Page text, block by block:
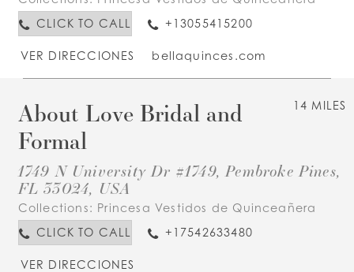
CLICK TO CALL
+13055415200
VER DIRECCIONES bellaquinces.com
14 MILES
About Love Bridal and
Formal
1749 N University Dr #1749, Pembroke Pines,
FL 33024, USA
Collections: Princesa Vestidos de Quinceañera
CLICK TO CALL
+17542633480
VER DIRECCIONES